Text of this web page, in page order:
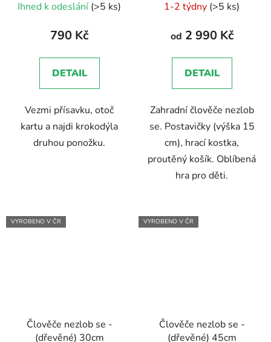
Ihned k odeslání (>5 ks)
790 Kč
DETAIL
Vezmi přísavku, otoč
kartu a najdi krokodýla
druhou ponožku.
hodnocení
produktu
5,0
z
hvězdiček.
1-2 týdny (>5 ks)
od 2 990 Kč
DETAIL
Zahradní člověče nezlob
se. Postavičky (výška 15
cm), hrací kostka,
proutěný košík. Oblíbená
hra pro děti.
VYROBENO V ČR
Člověče nezlob se -
(dřevěné) 30cm
VYROBENO V ČR
Člověče nezlob se -
(dřevěné) 45cm